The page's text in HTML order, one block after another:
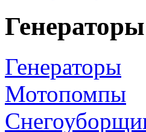
Генераторы
Мотопомпы